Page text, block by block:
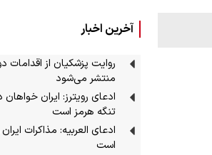
آخرین اخبار
روایت پزشکیان از
منتشر می‌شود
تنگه هرمز است
ادعای العربیه: مذاکرات
است